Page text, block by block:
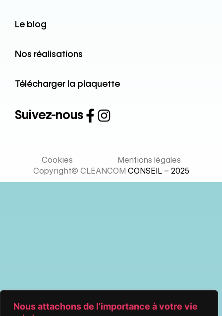
Nous attachons de l’importance à votre vie
Le blog
Nos réalisations
Télécharger la plaquette
Suivez-nous
Cookies
Mentions légales
Copyright© CLEANCOM CONSEIL – 2025